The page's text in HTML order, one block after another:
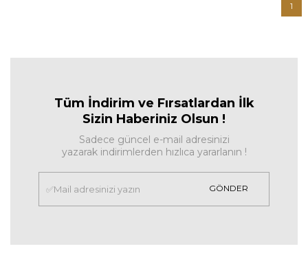
1
Tüm İndirim ve Fırsatlardan İlk
Sizin Haberiniz Olsun !
Sadece güncel e-mail adresinizi
yazarak indirimlerden hızlıca yararlanın !
GÖNDER